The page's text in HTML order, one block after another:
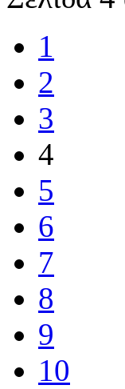
1
2
3
4
5
6
7
8
9
10